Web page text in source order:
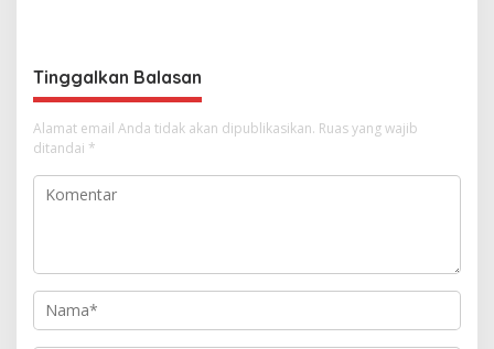
Tinggalkan Balasan
Alamat email Anda tidak akan dipublikasikan. Ruas yang wajib
ditandai *